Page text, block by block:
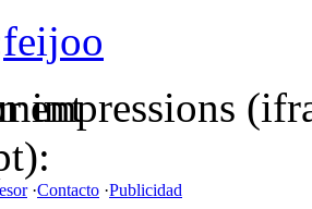
feijoo
impressions
·Contacto ·Publicidad